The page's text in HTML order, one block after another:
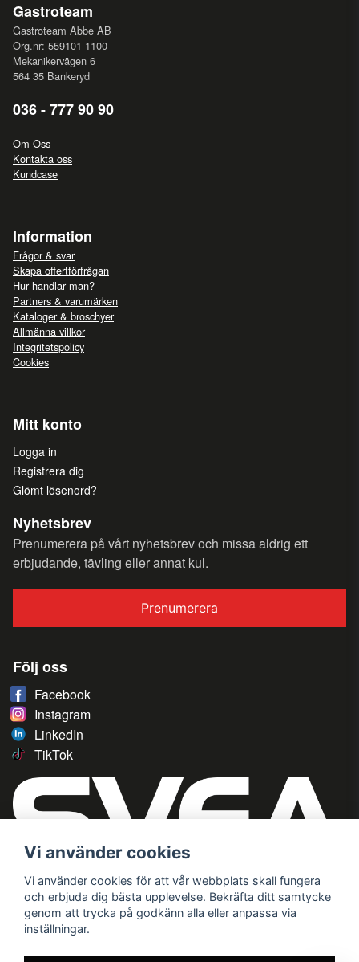
Gastroteam
Gastroteam Abbe AB
Org.nr: 559101-1100
Mekanikervägen 6
564 35 Bankeryd
036 - 777 90 90
Om Oss
Kontakta oss
Kundcase
Information
Frågor & svar
Skapa offertförfrågan
Hur handlar man?
Partners & varumärken
Kataloger & broschyer
Allmänna villkor
Integritetspolicy
Cookies
Mitt konto
Logga in
Registrera dig
Glömt lösenord?
Nyhetsbrev
Prenumerera på vårt nyhetsbrev och missa aldrig ett
erbjudande, tävling eller annat kul.
Prenumerera
Följ oss
Facebook
Instagram
LinkedIn
TikTok
Vi använder cookies
Vi använder cookies för att vår webbplats skall fungera
och erbjuda dig bästa upplevelse. Bekräfta ditt samtycke
genom att trycka på godkänn alla eller anpassa via
inställningar.